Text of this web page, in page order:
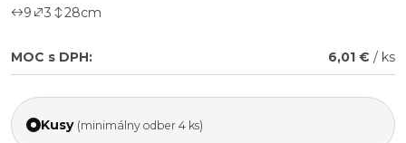
9 3 28cm
MOC s DPH: 6,01 € / ks
Kusy (minimálny odber 4 ks)